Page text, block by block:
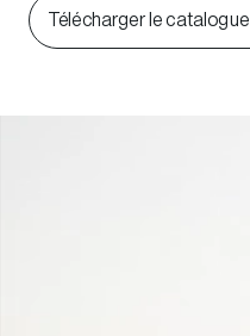
Télécharger le catalogue